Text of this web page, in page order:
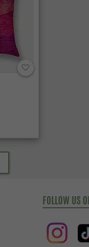
FOLLOW US